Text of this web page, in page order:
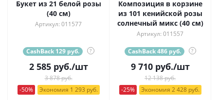
Букет из 21 белой розы
(40 см)
Артикул: 011577
CashBack 129 руб. ?
2 585руб./шт
3 878 руб.
-50%
Экономия 1 293 руб.
Композиция в корзине
из 101 кенийской розы
солнечный микс (40 см)
Артикул: 011557
CashBack 486 руб. ?
9 710руб./шт
12 138 руб.
-25%
Экономия 2 428 руб.